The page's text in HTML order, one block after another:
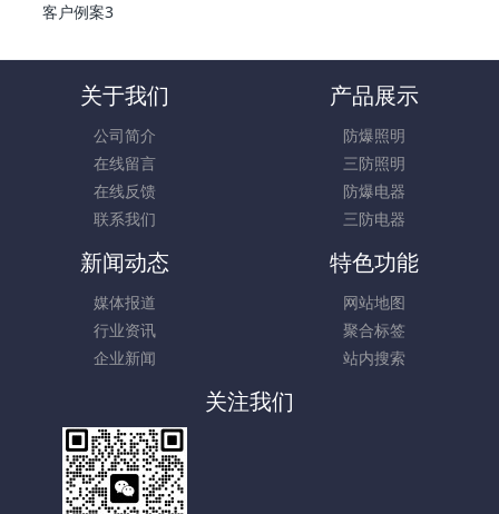
客户例案3
关于我们
公司简介
在线留言
在线反馈
联系我们
产品展示
防爆照明
三防照明
防爆电器
三防电器
新闻动态
媒体报道
行业资讯
企业新闻
特色功能
网站地图
聚合标签
站内搜索
关注我们